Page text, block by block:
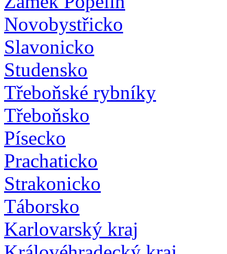
Novobystřicko
Slavonicko
Studensko
Třeboňské rybníky
Třeboňsko
Písecko
Prachaticko
Strakonicko
Táborsko
Karlovarský kraj